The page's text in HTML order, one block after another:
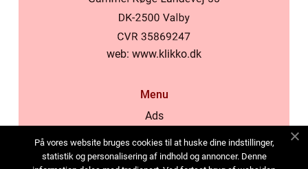
web: www.klikko.dk
Menu
Ads
Cookies
På vores website bruges cookies til at huske dine indstillinger,
statistik og personalisering af indhold og annoncer. Denne